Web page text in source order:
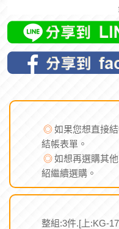
◎如果您想直接
結帳表單。
◎如想再選購其
紹繼續選購。
整組:3件.[上:KG-